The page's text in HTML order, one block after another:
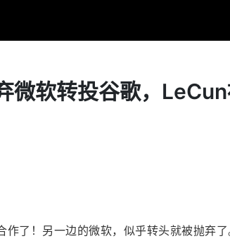
微软转投谷歌，
了！另一边的微软，似乎转头就被抛弃